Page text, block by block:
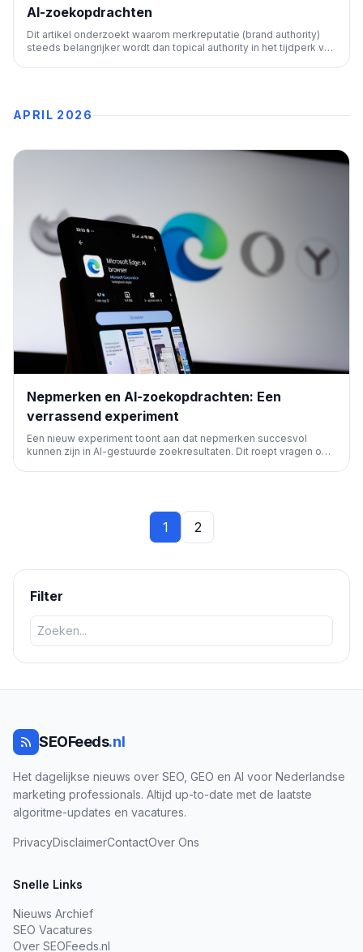
AI-zoekopdrachten
Dit artikel onderzoekt waarom merkreputatie (brand authority)
steeds belangrijker wordt dan topical authority in het tijdperk van
APRIL 2026
Nepmerken en AI-zoekopdrachten: Een
verrassend experiment
Een nieuw experiment toont aan dat nepmerken succesvol
kunnen zijn in AI-gestuurde zoekresultaten. Dit roept vragen op
1 2
Filter
SEOFeeds.nl
Het dagelijkse nieuws over SEO, GEO en AI voor Nederlandse
marketing professionals. Altijd up-to-date met de laatste
algoritme-updates en vacatures.
PrivacyDisclaimerContactOver Ons
Snelle Links
Nieuws Archief
SEO Vacatures
Over SEOFeeds.nl